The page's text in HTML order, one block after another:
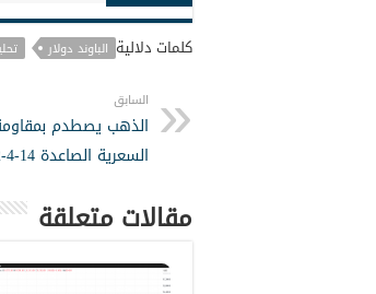
كلمات دلالية الباوند دولار
السابق
الذهب يصطدم
السعرية الصاعدة 14-4-2022
مقالات متعلقة